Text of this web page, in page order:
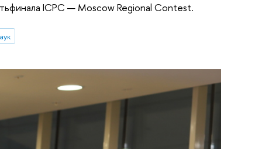
ICPC — Moscow Regional Contest.